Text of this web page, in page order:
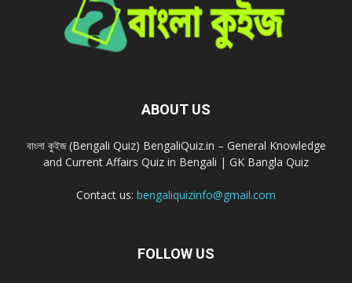
ABOUT US
বাংলা কুইজ (Bengali Quiz) BengaliQuiz.in – General Knowledge
and Current Affairs Quiz in Bengali | GK Bangla Quiz
Contact us: bengaliquizinfo@gmail.com
FOLLOW US